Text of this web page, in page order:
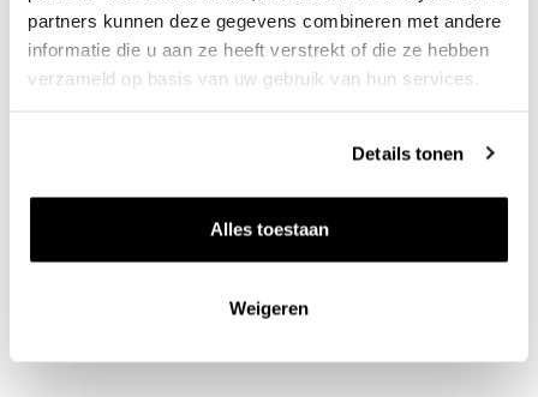
partners kunnen deze gegevens combineren met andere
informatie die u aan ze heeft verstrekt of die ze hebben
verzameld op basis van uw gebruik van hun services.
Details tonen
Alles toestaan
Weigeren
Nieuws & inspiratie in Vineé Vineuse
Alle wijnen direct van de wijnboer
Gratis thuisbezorgd vanaf €115,00
Iedere wijn per fles te bestellen